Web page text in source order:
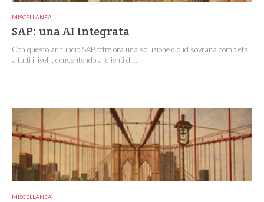
MISCELLANEA
SAP: una AI integrata
Con questo annuncio SAP offre ora una soluzione cloud sovrana completa
a tutti i livelli, consentendo ai clienti di...
MISCELLANEA